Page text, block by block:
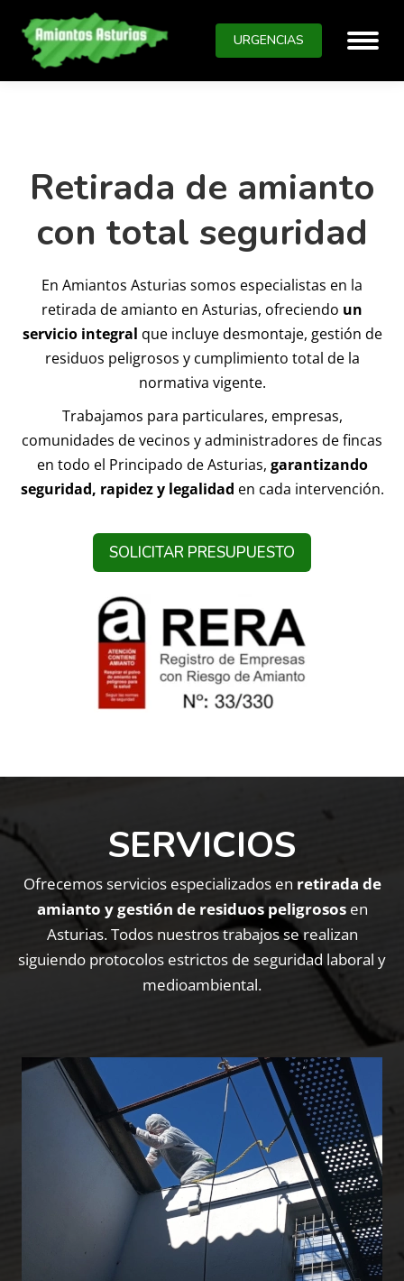
URGENCIAS
Retirada de amianto
con total seguridad
En Amiantos Asturias somos especialistas en la
retirada de amianto en Asturias, ofreciendo un
servicio integral que incluye desmontaje, gestión de
residuos peligrosos y cumplimiento total de la
normativa vigente.
Trabajamos para particulares, empresas,
comunidades de vecinos y administradores de fincas
en todo el Principado de Asturias, garantizando
seguridad, rapidez y legalidad en cada intervención.
SOLICITAR PRESUPUESTO
SERVICIOS
Ofrecemos servicios especializados en retirada de
amianto y gestión de residuos peligrososen
Asturias. Todos nuestros trabajos se realizan
siguiendo protocolos estrictos de seguridad laboral y
medioambiental.